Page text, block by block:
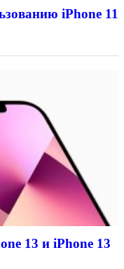
iPhone 11
13 и iPhone 13